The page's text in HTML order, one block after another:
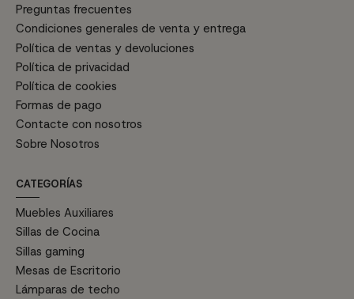
Preguntas frecuentes
Condiciones generales de venta y entrega
Política de ventas y devoluciones
Política de privacidad
Política de cookies
Formas de pago
Contacte con nosotros
Sobre Nosotros
CATEGORÍAS
Muebles Auxiliares
Sillas de Cocina
Sillas gaming
Mesas de Escritorio
Lámparas de techo